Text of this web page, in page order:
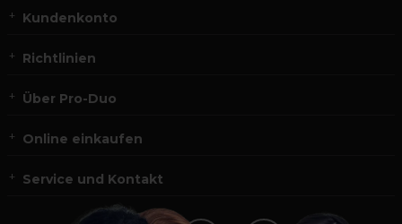
Kundenkonto
Richtlinien
Über Pro-Duo
Online einkaufen
Service und Kontakt